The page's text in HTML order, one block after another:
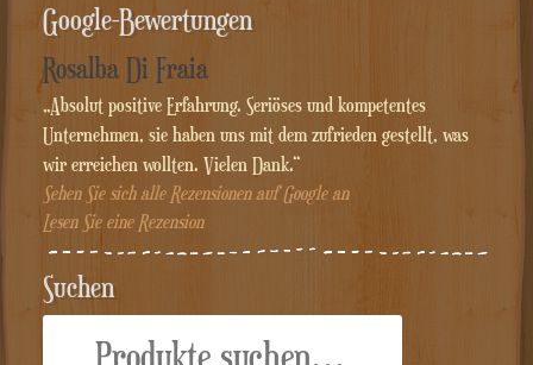
Google-Bewertungen
Rosalba Di Fraia
„Absolut positive Erfahrung. Seriöses und kompetentes
Unternehmen, sie haben uns mit dem zufrieden gestellt, was
wir erreichen wollten. Vielen Dank.“
Sehen Sie sich alle Rezensionen auf Google an
Lesen Sie eine Rezension
Suchen